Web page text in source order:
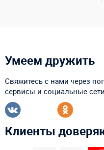
Умеем дружить
Свяжитесь с нами через
сервисы и социальные
Клиенты